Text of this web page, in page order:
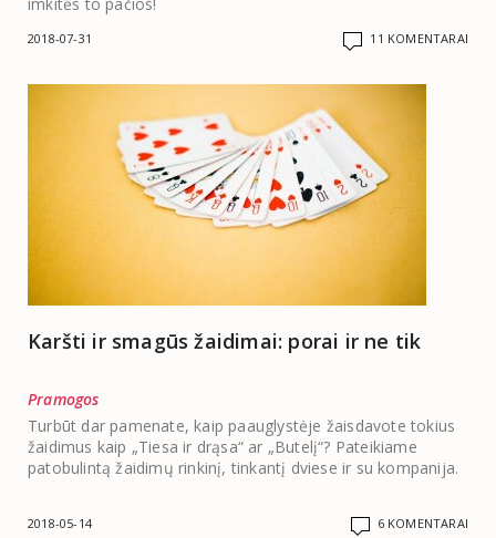
2018-07-31 11 KOMENTARAI
Karšti ir smagūs žaidimai: porai ir ne tik
Pramogos
Turbūt dar pamenate, kaip paauglystėje žaisdavote tokius
žaidimus kaip „Tiesa ir drąsa“ ar „Butelį“? Pateikiame
patobulintą žaidimų rinkinį, tinkantį dviese ir su kompanija.
2018-05-14 6 KOMENTARAI